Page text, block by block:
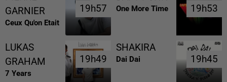
GARNIER
Ceux Qu'on Etait
19h57
19h57 One More Time 19h53
19h53
LUKAS
GRAHAM
7 Years
19h49
19h49
SHAKIRA
Dai Dai 19h45
19h45